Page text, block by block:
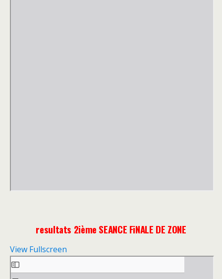
resultats 2ième SEANCE FiNALE DE ZONE
View Fullscreen